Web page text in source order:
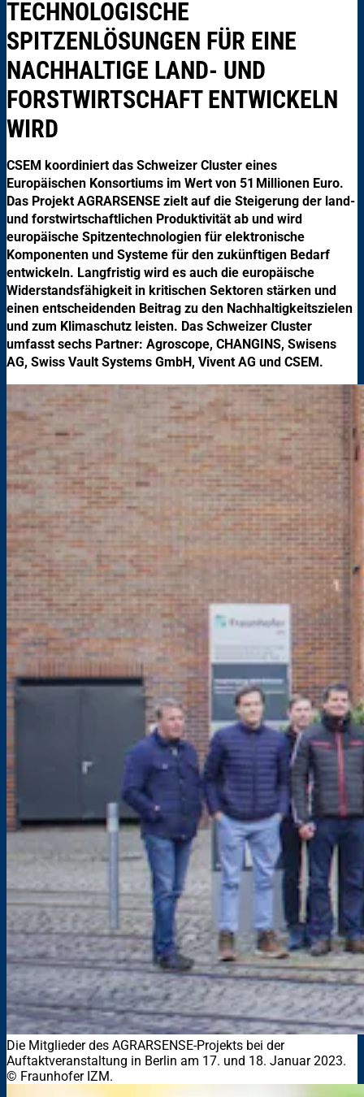
TECHNOLOGISCHE
SPITZENLÖSUNGEN FÜR EINE
NACHHALTIGE LAND- UND
FORSTWIRTSCHAFT ENTWICKELN
WIRD
CSEM koordiniert das Schweizer Cluster eines
Europäischen Konsortiums im Wert von 51 Millionen Euro.
Das Projekt AGRARSENSE zielt auf die Steigerung der land-
und forstwirtschaftlichen Produktivität ab und wird
europäische Spitzentechnologien für elektronische
Komponenten und Systeme für den zukünftigen Bedarf
entwickeln. Langfristig wird es auch die europäische
Widerstandsfähigkeit in kritischen Sektoren stärken und
einen entscheidenden Beitrag zu den Nachhaltigkeitszielen
und zum Klimaschutz leisten. Das Schweizer Cluster
umfasst sechs Partner: Agroscope, CHANGINS, Swisens
AG, Swiss Vault Systems GmbH, Vivent AG und CSEM.
Die Mitglieder des AGRARSENSE-Projekts bei der
Auftaktveranstaltung in Berlin am 17. und 18. Januar 2023.
© Fraunhofer IZM.